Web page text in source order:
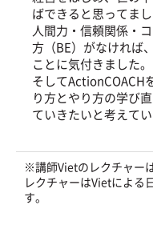
ばできると思ってま
人間力・信頼関係・
方（BE）がなければ
ことに気付きました。
そしてActionCOACH
り方とやり方の学び
ていきたいと考えてい
※講師Vietのレクチャー
レクチャーはVietによる
す。